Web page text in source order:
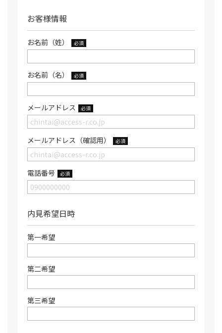
お客様情報
お名前（姓） 必須
お名前（名） 必須
メールアドレス 必須
メールアドレス（確認用） 必須
電話番号 必須
内見希望日時
第一希望
第二希望
第三希望